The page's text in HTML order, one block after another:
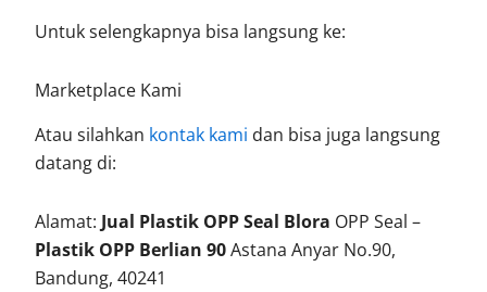
Untuk selengkapnya bisa langsung ke:
Marketplace Kami
Atau silahkan kontak kami dan bisa juga langsung
datang di:
Alamat: Jual Plastik OPP Seal Blora OPP Seal –
Plastik OPP Berlian 90Astana Anyar No.90,
Bandung, 40241